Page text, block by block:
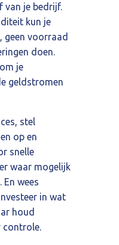
van je bedrijf.
kun je
geen voorraad
doen.
je
geldstromen
stel
op en
snelle
waar mogelijk
wees
in wat
houd
controle.